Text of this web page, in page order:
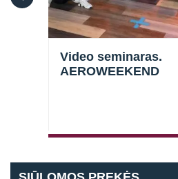
Video seminaras.
AEROWEEKEND